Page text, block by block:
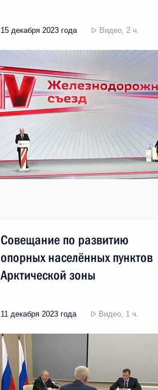
15 декабря 2023 года Видео, 2 ч.
Совещание по развитию
опорных населённых пунктов
Арктической зоны
11 декабря 2023 года Видео, 1 ч.